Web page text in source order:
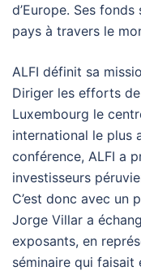
d’Europe. Ses
pays à travers le
ALFI définit sa
Diriger les efforts
Luxembourg le
international le plus
conférence, ALFI a
investisseurs
C’est donc avec un
Jorge Villar a
exposants, en
séminaire qui faisait